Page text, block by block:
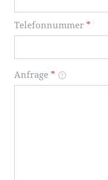
Telefonnummer *
Anfrage *